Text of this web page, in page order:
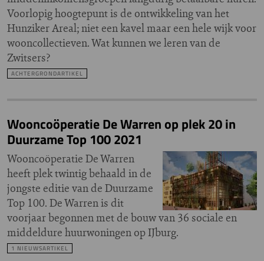
Voorlopig hoogtepunt is de ontwikkeling van het
Hunziker Areal; niet een kavel maar een hele wijk voor
wooncollectieven. Wat kunnen we leren van de
Zwitsers?
ACHTERGRONDARTIKEL
Wooncoöperatie De Warren op plek 20 in
Duurzame Top 100 2021
Wooncoöperatie De Warren
heeft plek twintig behaald in de
jongste editie van de Duurzame
Top 100. De Warren is dit
voorjaar begonnen met de bouw van 36 sociale en
middeldure huurwoningen op IJburg.
1 NIEUWSARTIKEL